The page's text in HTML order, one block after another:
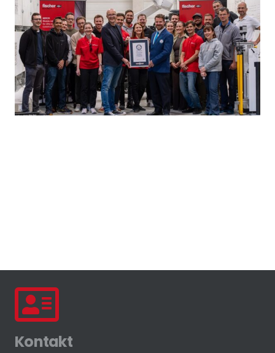
Kontakt